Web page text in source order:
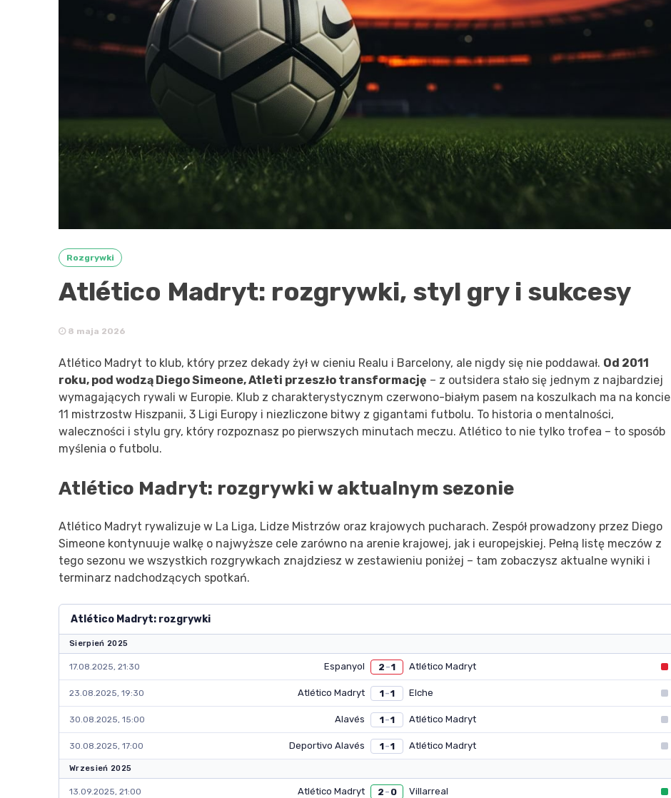
Rozgrywki
Atlético Madryt: rozgrywki, styl gry i sukcesy
8 maja 2026
Atlético Madryt to klub, który przez dekady żył w cieniu Realu i Barcelony, ale nigdy się nie poddawał. Od 2011
roku, pod wodzą Diego Simeone, Atleti przeszło transformację – z outsidera stało się jednym z najbardziej
wymagających rywali w Europie. Klub z charakterystycznym czerwono-białym pasem na koszulkach ma na koncie
11 mistrzostw Hiszpanii, 3 Ligi Europy i niezliczone bitwy z gigantami futbolu. To historia o mentalności,
waleczności i stylu gry, który rozpoznasz po pierwszych minutach meczu. Atlético to nie tylko trofea – to sposób
myślenia o futbolu.
Atlético Madryt: rozgrywki w aktualnym sezonie
Atlético Madryt rywalizuje w La Liga, Lidze Mistrzów oraz krajowych pucharach. Zespół prowadzony przez Diego
Simeone kontynuuje walkę o najwyższe cele zarówno na arenie krajowej, jak i europejskiej. Pełną listę meczów z
tego sezonu we wszystkich rozgrywkach znajdziesz w zestawieniu poniżej – tam zobaczysz aktualne wyniki i
terminarz nadchodzących spotkań.
Atlético Madryt: rozgrywki
Sierpień 2025
17.08.2025, 21:30 Espanyol 2 –1 Atlético Madryt
23.08.2025, 19:30 Atlético Madryt 1–1 Elche
30.08.2025, 15:00 Alavés 1–1 Atlético Madryt
30.08.2025, 17:00 Deportivo Alavés 1–1 Atlético Madryt
Wrzesień 2025
13.09.2025, 21:00 Atlético Madryt 2 – 0 Villarreal